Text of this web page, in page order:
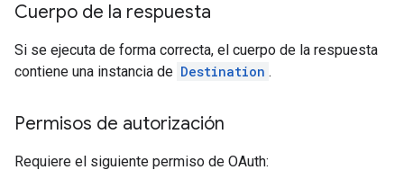
Cuerpo de la respuesta
Si se ejecuta de forma correcta, el cuerpo de la respuesta
contiene una instancia de Destination .
Permisos de autorización
Requiere el siguiente permiso de OAuth: